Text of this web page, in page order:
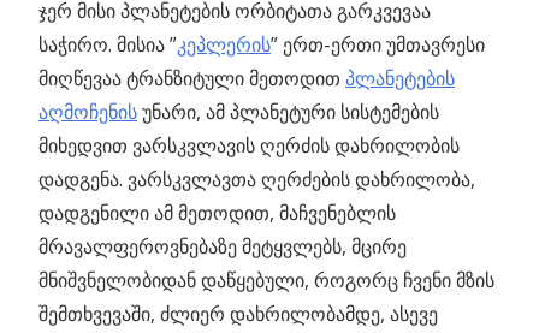
ჯერ მისი პლანეტების ორბიტათა გარკვევაა
საჭირო. მისია ”კეპლერის” ერთ-ერთი უმთავრესი
მიღწევაა ტრანზიტული მეთოდით პლანეტების
აღმოჩენისუნარი, ამ პლანეტური სისტემების
მიხედვით ვარსკვლავის ღერძის დახრილობის
დადგენა. ვარსკვლავთა ღერძების დახრილობა,
დადგენილი ამ მეთოდით, მაჩვენებლის
მრავალფეროვნებაზე მეტყვლებს, მცირე
მნიშვნელობიდან დაწყებული, როგორც ჩვენი მზის
შემთხვევაში, ძლიერ დახრილობამდე, ასევე